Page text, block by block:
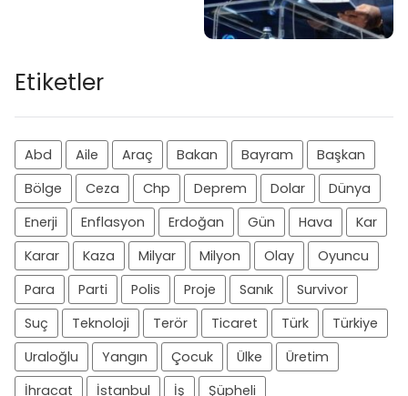
Etiketler
Abd Aile Araç Bakan Bayram
Başkan
Bölge
Ceza Chp Deprem Dolar
Dünya
Enerji
Enflasyon Erdoğan Gün Hava
Kar
Karar
Kaza Milyar Milyon Olay
Oyuncu
Para
Parti Polis Proje Sanık
Survivor
Suç
Teknoloji Terör Ticaret Türk
Türkiye
Uraloğlu
Yangın Çocuk Ülke
Üretim
İhracat
İstanbul İş Şüpheli